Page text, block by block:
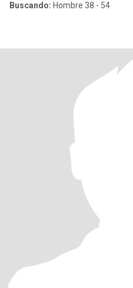
Buscando: Hombre 38 - 54